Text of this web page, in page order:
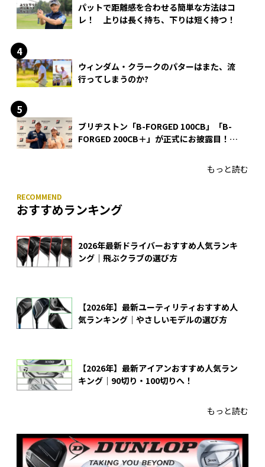
パットで距離感を合わせる簡単な方法はコ
レ！ 上りは長く持ち、下りは短く持つ！
ウィンダム・クラークのパターはまた、流
行ってしまうのか?
ブリヂストン「B-FORGED 100CB」「B-
FORGED 200CB＋」が正式にお披露目！
もっと読む
おすすめランキング
2026年最新ドライバーおすすめ人気ランキ
ング｜飛ぶクラブの選び方
【2026年】最新ユーティリティおすすめ人
気ランキング｜やさしいモデルの選び方
【2026年】最新アイアンおすすめ人気ラン
キング｜90切り・100切りへ！
もっと読む